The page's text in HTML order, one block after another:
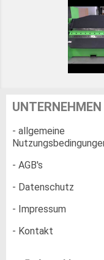
UNTERNEHMEN
- allgemeine
- AGB's
- Datenschutz
- Impressum
- Kontakt